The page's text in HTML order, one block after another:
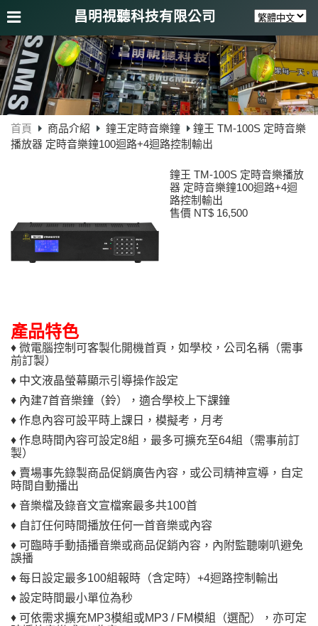
昌明視聽科技有限公司
首頁 商品介紹 鐘王定時音樂鐘
鐘王 TM-100S 定時音樂
播放器 定時音樂鐘100迴路+4迴路控制輸出
鐘王 TM-100S 定時音樂播放
器 定時音樂鐘100迴路+4迴
路控制輸出
售價 NT$ 16,500
產品特色
♦ 微電腦控制可客製化開機首頁，如學校，公司名稱（需事
前訂製）
♦ 中文液晶螢幕顯示引導操作設定
♦ 內建7首音樂鐘（鈴），適合學校上下課鐘
♦ 作息內容可設平時上課日，模擬考，月考
♦ 作息時間內容可設定8組，最多可擴充至64組（需事前訂
製）
♦ 賣場事先錄製商品促銷廣告內容，或公司精神宣導，自定
時間自動播出
♦ 音樂檔及錄音文宣檔案最多共100首
♦ 自訂任何時間播放任何一首音樂或內容
♦ 可臨時手動插播音樂或商品促銷內容，內附監聽喇叭避免
誤播
♦ 每日設定最多100組報時（含定時）+4迴路控制輸出
♦ 設定時間最小單位為秒
♦ 可依需求擴充MP3模組或MP3 / FM模組（選配），亦可定